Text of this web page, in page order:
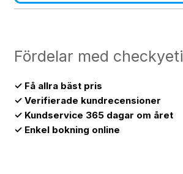
Fördelar med checkyeti
✓ Få allra bäst pris
✓ Verifierade kundrecensioner
✓ Kundservice 365 dagar om året
✓ Enkel bokning online